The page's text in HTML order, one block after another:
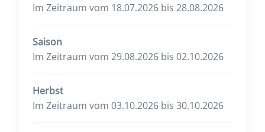
Im Zeitraum vom 18.07.2026 bis 28.08.2026
Saison
Im Zeitraum vom 29.08.2026 bis 02.10.2026
Herbst
Im Zeitraum vom 03.10.2026 bis 30.10.2026